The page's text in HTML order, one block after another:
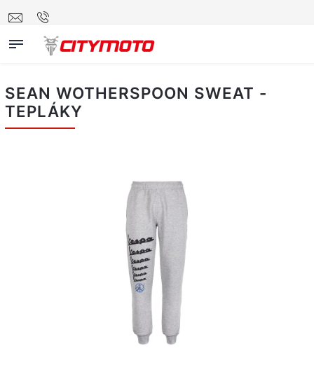
SEAN WOTHERSPOON SWEAT -
TEPLÁKY